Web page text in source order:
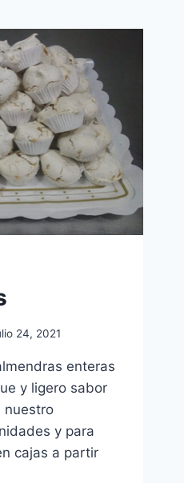
24, 2021
enteras
y ligero sabor
nuestro
y para
cajas a partir